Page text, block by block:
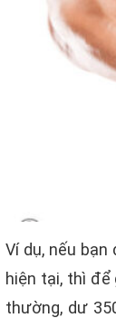
Ví dụ, nếu
hiện tại, thì để
thường, dư